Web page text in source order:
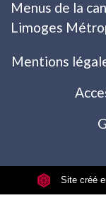
Menus de la
Limoges
Mentions
Site créé